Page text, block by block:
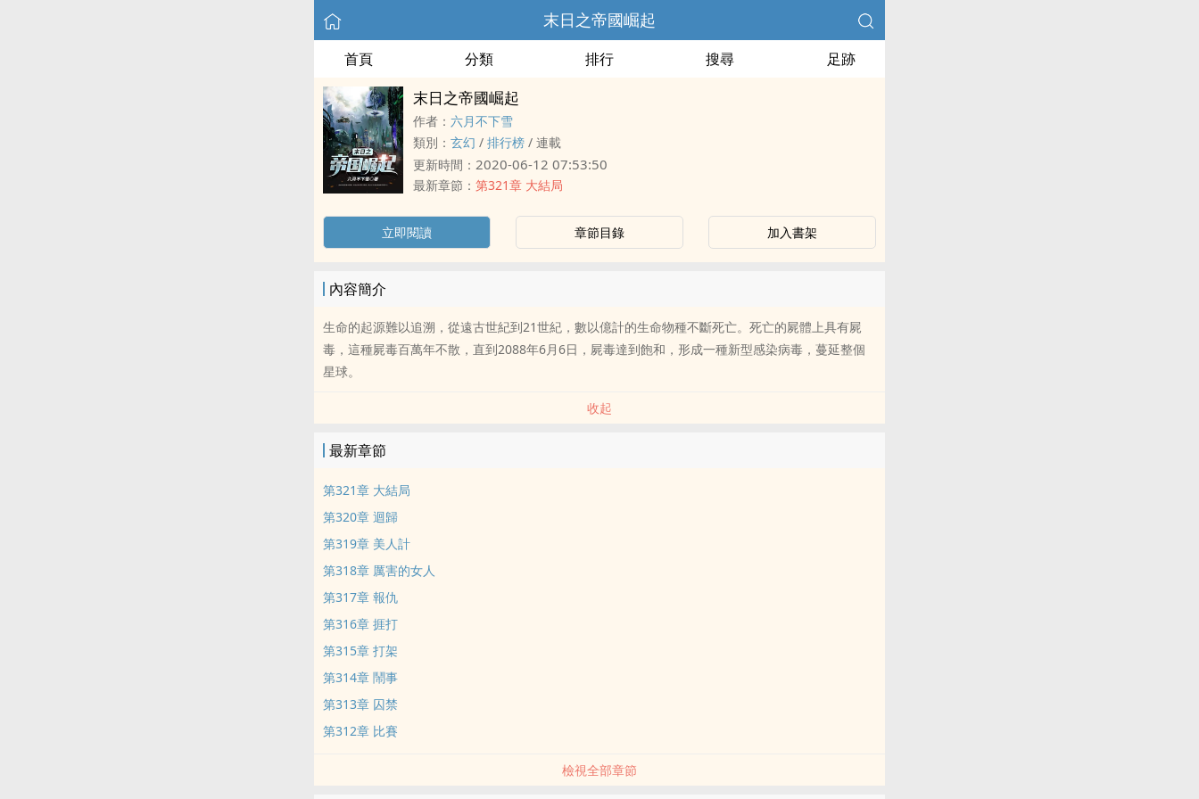
末日之帝國崛起
首頁 分類 排行 搜尋 足跡
末日之帝國崛起
作者： 六月不下雪
類別： 玄幻 / 排行榜 / 連載
更新時間： 2020-06-12 07:53:50
最新章節： 第321章 大結局
立即閱讀 章節目錄 加入書架
內容簡介
生命的起源難以追溯，從遠古世紀到21世紀，數以億計的生命物種不斷死亡。死亡的屍體上具有屍
毒，這種屍毒百萬年不散，直到2088年6月6日，屍毒達到飽和，形成一種新型感染病毒，蔓延整個
星球。
收起
最新章節
第321章 大結局
第320章 迴歸
第319章 美人計
第318章 厲害的女人
第317章 報仇
第316章 捱打
第315章 打架
第314章 鬧事
第313章 囚禁
第312章 比賽
檢視全部章節